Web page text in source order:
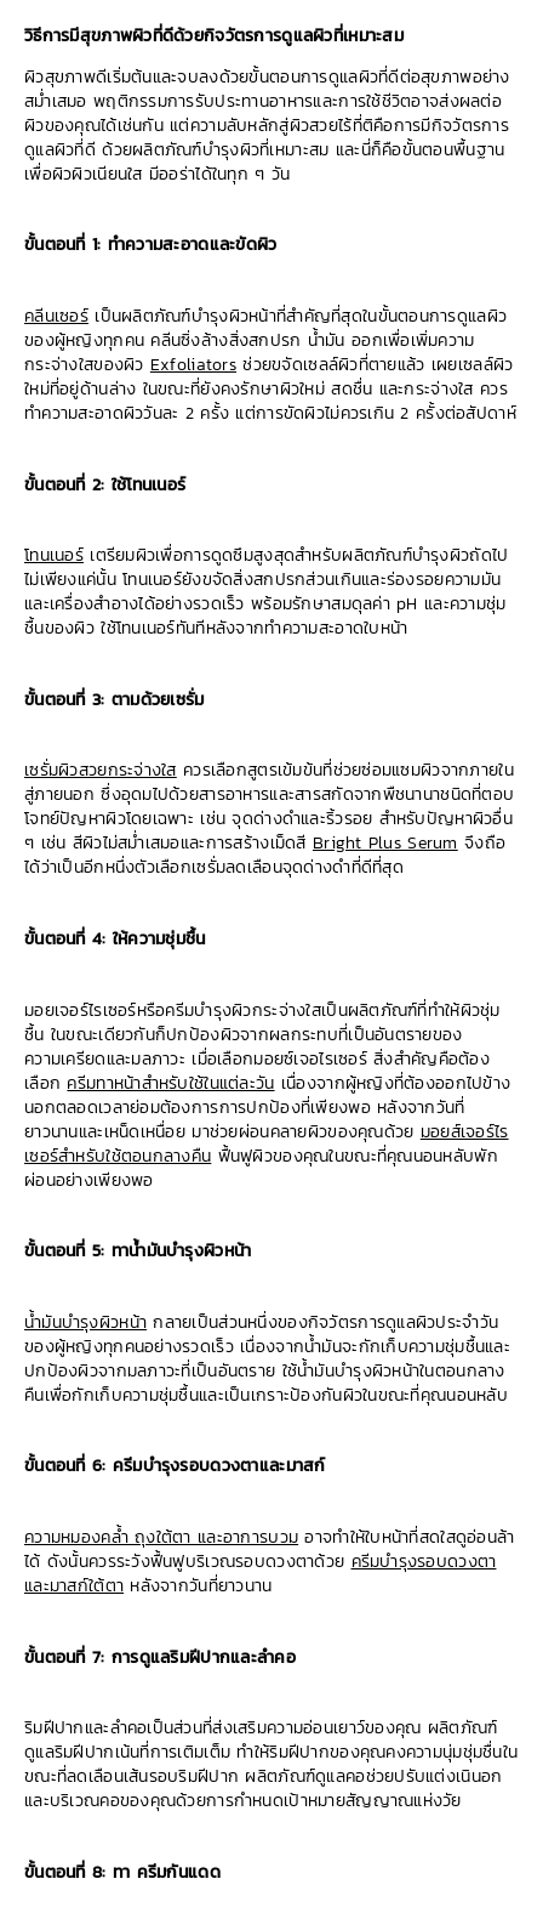
วิธีการมีสุขภาพผิวที่ดีด้วยกิจวัตรการดูแลผิวที่เหมาะสม
ผิวสุขภาพดีเริ่มต้นและจบลงด้วยขั้นตอนการดูแลผิวที่ดีต่อสุขภาพอย่าง
สม่ำเสมอ พฤติกรรมการรับประทานอาหารและการใช้ชีวิตอาจส่งผลต่อ
ผิวของคุณได้เช่นกัน แต่ความลับหลักสู่ผิวสวยไร้ที่ติคือการมีกิจวัตรการ
ดูแลผิวที่ดี ด้วยผลิตภัณฑ์บำรุงผิวที่เหมาะสม และนี่ก็คือขั้นตอนพื้นฐาน
เพื่อผิวผิวเนียนใส มีออร่าได้ในทุก ๆ วัน
ขั้นตอนที่ 1: ทำความสะอาดและขัดผิว
คลีนเซอร์เป็นผลิตภัณฑ์บำรุงผิวหน้าที่สำคัญที่สุดในขั้นตอนการดูแลผิว
ของผู้หญิงทุกคน คลีนซิ่งล้างสิ่งสกปรก น้ำมัน ออกเพื่อเพิ่มความ
กระจ่างใสของผิว Exfoliators ช่วยขจัดเซลล์ผิวที่ตายแล้ว เผยเซลล์ผิว
ใหม่ที่อยู่ด้านล่าง ในขณะที่ยังคงรักษาผิวใหม่ สดชื่น และกระจ่างใส ควร
ทำความสะอาดผิววันละ 2 ครั้ง แต่การขัดผิวไม่ควรเกิน 2 ครั้งต่อสัปดาห์
ขั้นตอนที่ 2: ใช้โทนเนอร์
โทนเนอร์เตรียมผิวเพื่อการดูดซึมสูงสุดสำหรับผลิตภัณฑ์บำรุงผิวถัดไป
ไม่เพียงแค่นั้น โทนเนอร์ยังขจัดสิ่งสกปรกส่วนเกินและร่องรอยความมัน
และเครื่องสำอางได้อย่างรวดเร็ว พร้อมรักษาสมดุลค่า pH และความชุ่ม
ชื้นของผิว ใช้โทนเนอร์ทันทีหลังจากทำความสะอาดใบหน้า
ขั้นตอนที่ 3: ตามด้วยเซรั่ม
เซรั่มผิวสวยกระจ่างใสควรเลือกสูตรเข้มข้นที่ช่วยซ่อมแซมผิวจากภายใน
สู่ภายนอก ซึ่งอุดมไปด้วยสารอาหารและสารสกัดจากพืชนานาชนิดที่ตอบ
โจทย์ปัญหาผิวโดยเฉพาะ เช่น จุดด่างดำและริ้วรอย สำหรับปัญหาผิวอื่น
ๆ เช่น สีผิวไม่สม่ำเสมอและการสร้างเม็ดสี Bright Plus Serumจึงถือ
ได้ว่าเป็นอีกหนึ่งตัวเลือกเซรั่มลดเลือนจุดด่างดำที่ดีที่สุด
ขั้นตอนที่ 4: ให้ความชุ่มชื้น
มอยเจอร์ไรเซอร์หรือครีมบำรุงผิวกระจ่างใสเป็นผลิตภัณฑ์ที่ทำให้ผิวชุ่ม
ชื้น ในขณะเดียวกันก็ปกป้องผิวจากผลกระทบที่เป็นอันตรายของ
ความเครียดและมลภาวะ เมื่อเลือกมอยซ์เจอไรเซอร์ สิ่งสำคัญคือต้อง
เลือก ครีมทาหน้าสำหรับใช้ในแต่ละวัน เนื่องจากผู้หญิงที่ต้องออกไปข้าง
นอกตลอดเวลาย่อมต้องการการปกป้องที่เพียงพอ หลังจากวันที่
ยาวนานและเหน็ดเหนื่อย มาช่วยผ่อนคลายผิวของคุณด้วย มอยส์เจอร์ไร
เซอร์สำหรับใช้ตอนกลางคืน ฟื้นฟูผิวของคุณในขณะที่คุณนอนหลับพัก
ผ่อนอย่างเพียงพอ
ขั้นตอนที่ 5: ทาน้ำมันบำรุงผิวหน้า
น้ำมันบำรุงผิวหน้า กลายเป็นส่วนหนึ่งของกิจวัตรการดูแลผิวประจำวัน
ของผู้หญิงทุกคนอย่างรวดเร็ว เนื่องจากน้ำมันจะกักเก็บความชุ่มชื้นและ
ปกป้องผิวจากมลภาวะที่เป็นอันตราย ใช้น้ำมันบำรุงผิวหน้าในตอนกลาง
คืนเพื่อกักเก็บความชุ่มชื้นและเป็นเกราะป้องกันผิวในขณะที่คุณนอนหลับ
ขั้นตอนที่ 6: ครีมบำรุงรอบดวงตาและมาสก์
ความหมองคล้ำ ถุงใต้ตา และอาการบวม อาจทำให้ใบหน้าที่สดใสดูอ่อนล้า
ได้ ดังนั้นควรระวังฟื้นฟูบริเวณรอบดวงตาด้วย ครีมบำรุงรอบดวงตา
และมาสก์ใต้ตา หลังจากวันที่ยาวนาน
ขั้นตอนที่ 7: การดูแลริมฝีปากและลำคอ
ริมฝีปากและลำคอเป็นส่วนที่ส่งเสริมความอ่อนเยาว์ของคุณ ผลิตภัณฑ์
ดูแลริมฝีปากเน้นที่การเติมเต็ม ทำให้ริมฝีปากของคุณคงความนุ่มชุ่มชื่นใน
ขณะที่ลดเลือนเส้นรอบริมฝีปาก ผลิตภัณฑ์ดูแลคอช่วยปรับแต่งเนินอก
และบริเวณคอของคุณด้วยการกำหนดเป้าหมายสัญญาณแห่งวัย
ขั้นตอนที่ 8: ทา ครีมกันแดด